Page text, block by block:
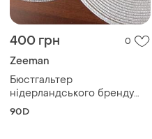
Бюстгальтер
нідерландського бренду
zeeman 90 d
90D